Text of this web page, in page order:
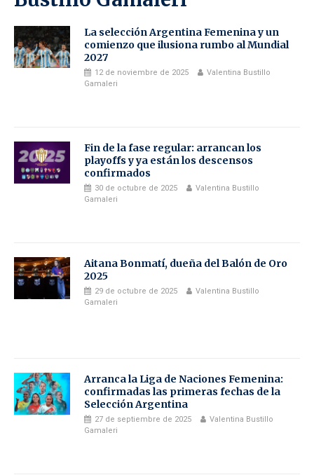
La selección Argentina Femenina y un
comienzo que ilusiona rumbo al Mundial
2027
12 de noviembre de 2025
Valentina Bustillo
Gamaleri
Fin de la fase regular: arrancan los
playoffs y ya están los descensos
confirmados
30 de octubre de 2025
Valentina Bustillo
Gamaleri
Aitana Bonmatí, dueña del Balón de Oro
2025
29 de octubre de 2025
Valentina Bustillo
Gamaleri
Arranca la Liga de Naciones Femenina:
confirmadas las primeras fechas de la
Selección Argentina
27 de septiembre de 2025
Valentina Bustillo
Gamaleri